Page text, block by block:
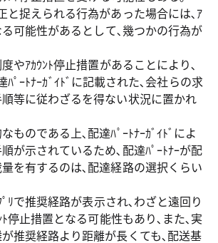
と捉えられる行為があった場合には､ｱ
可能性があるとして､幾つかの行為が
やｱｶｳﾝﾄ停止措置があることにより､
ﾊﾟｰﾄﾅｰｶﾞｲﾄﾞに記載された､会社らの求
等に従わざるを得ない状況に置かれ
ものである上､配達ﾊﾟｰﾄﾅｰｶﾞｲﾄﾞによ
が示されているため､配達ﾊﾟｰﾄﾅｰが配
を有するのは､配達経路の選択くらい
ﾘで推奨経路が表示され､わざと遠回り
停止措置となる可能性もあり､また､実
推奨経路より距離が長くても､配送基